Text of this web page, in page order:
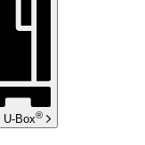
U-Box®